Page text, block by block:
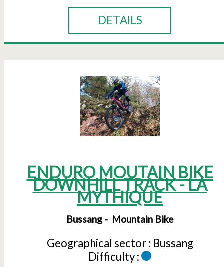
DETAILS
ENDURO MOUTAIN BIKE
DOWNHILL TRACK - LA
MYTHIQUE
Bussang Mountain Bike
Geographical sector : Bussang
Difficulty :